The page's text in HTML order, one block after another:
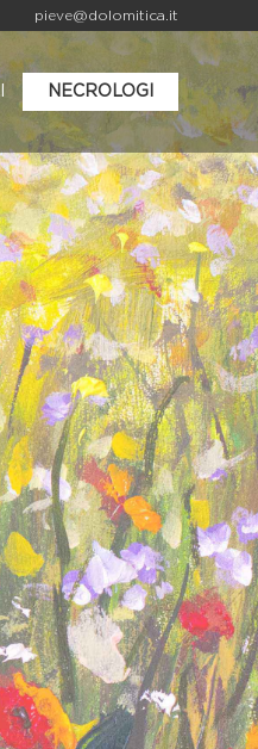
pieve@dolomitica.it
NECROLOGI